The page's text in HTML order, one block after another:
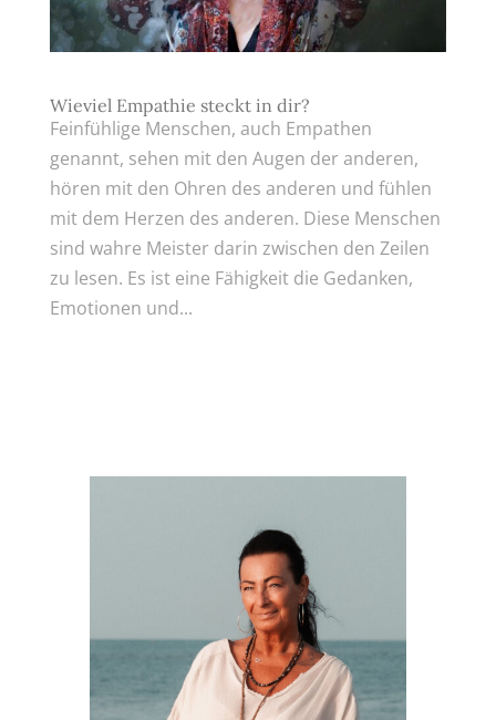
Wieviel Empathie steckt in dir?
Feinfühlige Menschen, auch Empathen
genannt, sehen mit den Augen der anderen,
hören mit den Ohren des anderen und fühlen
mit dem Herzen des anderen. Diese Menschen
sind wahre Meister darin zwischen den Zeilen
zu lesen. Es ist eine Fähigkeit die Gedanken,
Emotionen und...